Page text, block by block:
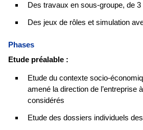
Des travaux en sous-groupe, de
Des jeux de rôles et simulation
Phases
Etude préalable :
Etude du contexte socio-
amené la direction de l’entreprise
considérés
Etude des dossiers individuels